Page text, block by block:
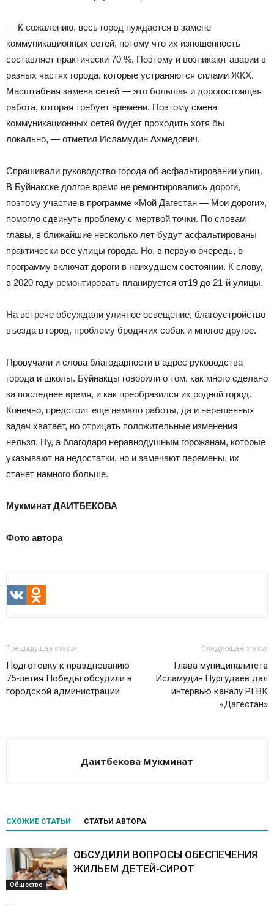
— К сожалению, весь город нуждается в замене
коммуникационных сетей, потому что их изношенность
составляет практически 70 %. Поэтому и возникают аварии в
разных частях города, которые устраняются силами ЖКХ.
Масштабная замена сетей — это большая и дорогостоящая
работа, которая требует времени. Поэтому смена
коммуникационных сетей будет проходить хотя бы
локально, — отметил Исламудин Ахмедович.
Спрашивали руководство города об асфальтировании улиц.
В Буйнакске долгое время не ремонтировались дороги,
поэтому участие в программе «Мой Дагестан — Мои дороги»,
помогло сдвинуть проблему с мертвой точки. По словам
главы, в ближайшие несколько лет будут асфальтированы
практически все улицы города. Но, в первую очередь, в
программу включат дороги в наихудшем состоянии. К слову,
в 2020 году ремонтировать планируется от19 до 21-й улицы.
На встрече обсуждали уличное освещение, благоустройство
въезда в город, проблему бродячих собак и многое другое.
Провучали и слова благодарности в адрес руководства
города и школы. Буйнакцы говорили о том, как много сделано
за последнее время, и как преобразился их родной город.
Конечно, предстоит еще немало работы, да и нерешенных
задач хватает, но отрицать положительные изменения
нельзя. Ну, а благодаря неравнодушным горожанам, которые
указывают на недостатки, но и замечают перемены, их
станет намного больше.
Мукминат ДАИТБЕКОВА
Фото автора
Предыдущая статья
Подготовку к празднованию
75-летия Победы обсудили в
городской администрации
Следующая статья
Глава муниципалитета
Исламудин Нургудаев дал
интервью каналу РГВК
«Дагестан»
Даитбекова Мукминат
СХОЖИЕ СТАТЬИ СТАТЬИ АВТОРА
Общество
ОБСУДИЛИ ВОПРОСЫ ОБЕСПЕЧЕНИЯ
ЖИЛЬЕМ ДЕТЕЙ-СИРОТ